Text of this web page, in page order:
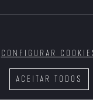
ACEITAR TODOS
CONFIGURAR